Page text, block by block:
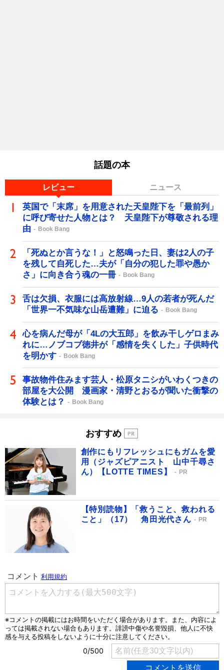
話題の本
レビュー ニュース
英国で「末席」を用意された天皇陛下を「最前列」
に呼び寄せた人物とは？ 天皇陛下が尊敬される理
由
Book Bang
「死ぬとか言うな！」と怒鳴った日、妻は2人の子
を残して自死した…夫が「自分の犯した罪や愚か
さ」に向き合う魂の一冊
Book Bang
舌は欠損、衣服には高放射線…9人の若者が死んだ
「世界一不気味な山岳遭難」に迫る
Book Bang
心を病んだ母が「4Lの大五郎」を飲み干しゲロまみ
れに…ノブコブ徳井が「感情を失くした」子供時代
を明かす
Book Bang
事故物件住みます芸人・松原タニシがいわくつきの
部屋を大公開 漫画家・清野とおるが聞いた衝撃の
体験とは？
Book Bang
おすすめ
創作にもリフレッシュにもガムを愛
用（ジャズピアニスト 山中千尋さ
ん）【LOTTE TIMES】
PR
【特別読物】「救うこと、救われる
こと」（17） 角田光代さん
PR